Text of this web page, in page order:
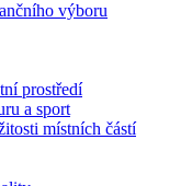
výboru
prostředí
a sport
místních částí